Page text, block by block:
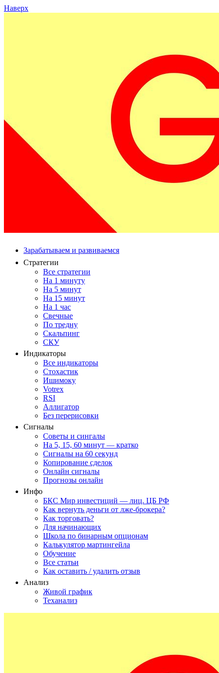
Наверх
Зарабатываем и развиваемся
Стратегии
Все стратегии
На 1 минуту
На 5 минут
На 15 минут
На 1 час
Свечные
По тредну
Скальпинг
СКУ
Индикаторы
Все индикаторы
Стохастик
Ишимоку
Votrex
RSI
Аллигатор
Без перерисовки
Сигналы
Советы и сингалы
На 5, 15, 60 минут — кратко
Сигналы на 60 секунд
Копирование сделок
Онлайн сигналы
Прогнозы онлайн
Инфо
БКС Мир инвестиций — лиц. ЦБ РФ
Как вернуть деньги от лже-брокера?
Как торговать?
Для начинающих
Школа по бинарным опционам
Калькулятор мартингейла
Обучение
Все статьи
Как оставить / удалить отзыв
Анализ
Живой график
Теханализ